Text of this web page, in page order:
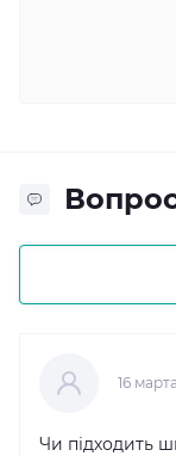
16
Чи підходить